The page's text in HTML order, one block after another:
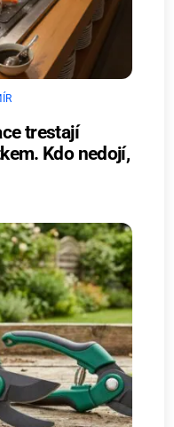
trestají
Kdo nedojí,